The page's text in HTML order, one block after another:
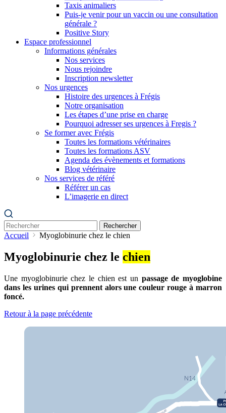
Taxis animaliers
Puis-je venir pour un vaccin ou une consultation
générale ?
Positive Story
Espace professionnel
Informations générales
Nos services
Nous rejoindre
Inscription newsletter
Nos urgences
Histoire des urgences à Frégis
Notre organisation
Les étapes d’une prise en charge
Pourquoi adresser ses urgences à Fregis ?
Se former avec Frégis
Toutes les formations vétérinaires
Toutes les formations ASV
Agenda des évènements et formations
Blog vétérinaire
Nos services de référé
Référer un cas
L’imagerie en direct
Rechercher
Accueil Myoglobinurie chez le chien
Myoglobinurie chez le chien
Une myoglobinurie chez le chien est un passage de myoglobine
dans les urines qui prennent alors une couleur rouge à marron
foncé.
Retour à la page précédente